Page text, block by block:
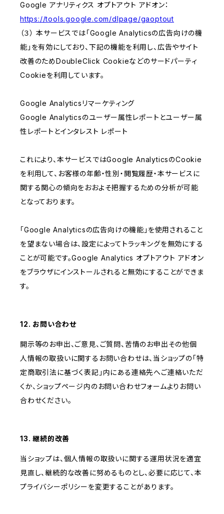
Google アナリティクス オプトアウト アドオン：
https://tools.google.com/dlpage/gaoptout
（３） 本サービスでは「Google Analyticsの広告向けの機
能」を有効にしており、下記の機能を利用し、広告やサイト
改善のためDoubleClick Cookieなどのサードパーティ
Cookieを利用しています。
Google Analyticsリマーケティング
Google Analyticsのユーザー属性レポートとユーザー属
性レポートとインタレスト レポート
これにより、本サービスではGoogle AnalyticsのCookie
を利用して、お客様の年齢・性別・閲覧履歴・本サービスに
関する関心の傾向をおおよそ把握するための分析が可能
となっております。
「Google Analyticsの広告向けの機能」を使用されること
を望まない場合は、設定によってトラッキングを無効にする
ことが可能です。Google Analytics オプトアウト アドオン
をブラウザにインストールされると無効にすることができま
す。
12. お問い合わせ
開示等のお申出、ご意見、ご質問、苦情のお申出その他個
人情報の取扱いに関するお問い合わせは、当ショップの「特
定商取引法に基づく表記」内にある連絡先へご連絡いただ
くか、ショップページ内のお問い合わせフォームよりお問い
合わせください。
13. 継続的改善
当ショップは、個人情報の取扱いに関する運用状況を適宜
見直し、継続的な改善に努めるものとし、必要に応じて、本
プライバシーポリシーを変更することがあります。